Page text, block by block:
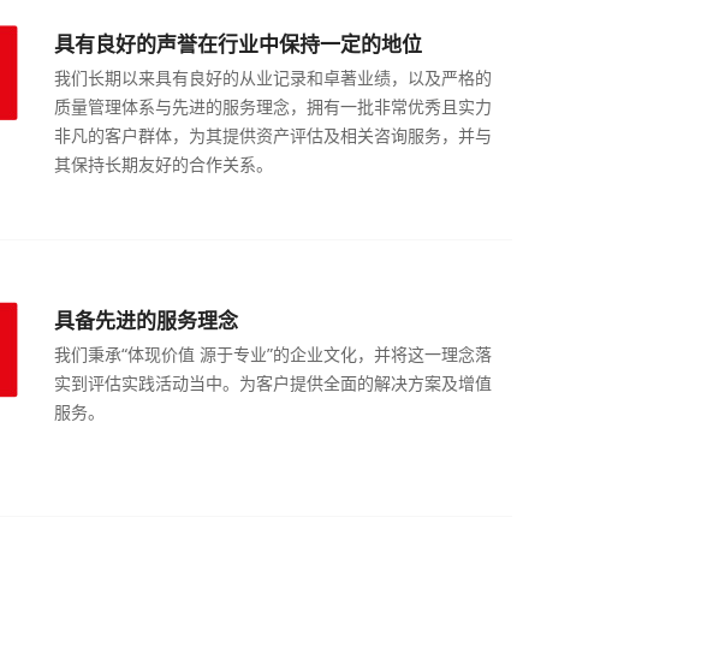
具有良好的声誉在行业中保持一定的地位
我们长期以来具有良好的从业记录和卓著业绩，以及严格的
质量管理体系与先进的服务理念，拥有一批非常优秀且实力
非凡的客户群体，为其提供资产评估及相关咨询服务，并与
其保持长期友好的合作关系。
具备先进的服务理念
我们秉承“体现价值 源于专业”的企业文化，并将这一理念落
实到评估实践活动当中。为客户提供全面的解决方案及增值
服务。